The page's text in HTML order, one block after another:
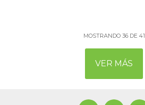
MOSTRANDO 36DE 41
VER MÁS